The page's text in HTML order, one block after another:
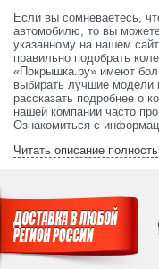
Если вы сомневаетесь,
автомобилю, то вы
указанному на нашем
правильно подобрать
«Покрышка.ру» имеют
выбирать лучшие
рассказать подробнее о
нашей компании часто
Ознакомиться с
Читать описание